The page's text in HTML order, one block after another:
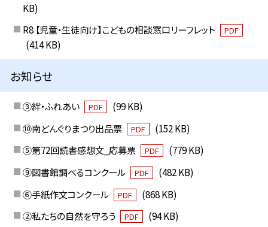
KB)
R8 【児童・生徒向け】こどもの相談窓口リーフレット
PDF
(414 KB)
お知らせ
③絆・ふれあい PDF
(99 KB)
⑩南どんぐりまつり出品票
PDF
(152 KB)
⑤第72回読書感想文_応募票
PDF
(779 KB)
⑨図書館調べるコンクール
PDF
(482 KB)
⑥手紙作文コンクール
PDF
(868 KB)
②私たちの自然を守ろう
PDF
(94 KB)